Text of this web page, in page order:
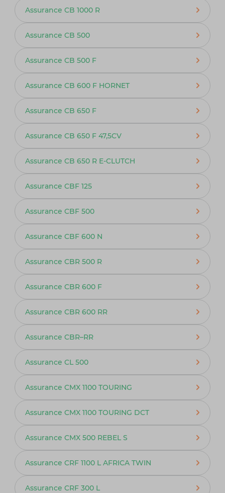
Assurance CB 1000 R
Assurance CB 500
Assurance CB 500 F
Assurance CB 600 F HORNET
Assurance CB 650 F
Assurance CB 650 F 47,5CV
Assurance CB 650 R E-CLUTCH
Assurance CBF 125
Assurance CBF 500
Assurance CBF 600 N
Assurance CBR 500 R
Assurance CBR 600 F
Assurance CBR 600 RR
Assurance CBR–RR
Assurance CL 500
Assurance CMX 1100 TOURING
Assurance CMX 1100 TOURING DCT
Assurance CMX 500 REBEL S
Assurance CRF 1100 L AFRICA TWIN
Assurance CRF 300 L